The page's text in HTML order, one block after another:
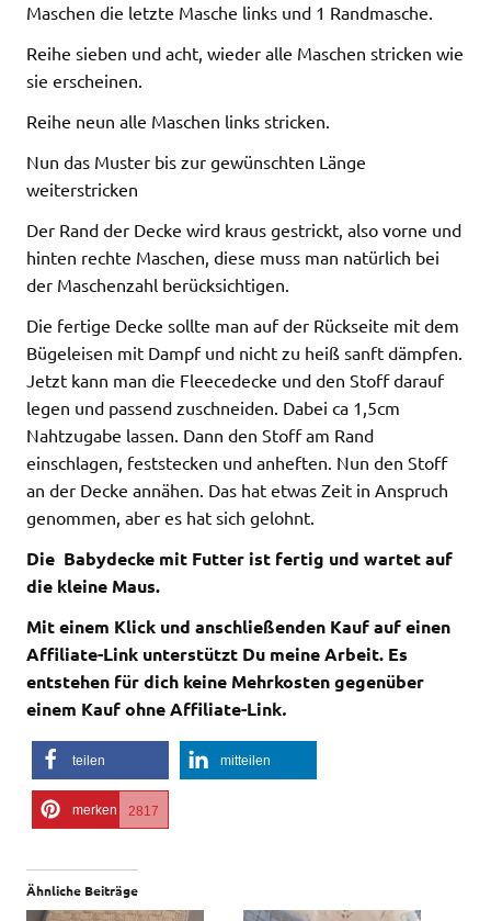
Maschen die letzte Masche links und 1 Randmasche.
Reihe sieben und acht, wieder alle Maschen stricken wie
sie erscheinen.
Reihe neun alle Maschen links stricken.
Nun das Muster bis zur gewünschten Länge
weiterstricken
Der Rand der Decke wird kraus gestrickt, also vorne und
hinten rechte Maschen, diese muss man natürlich bei
der Maschenzahl berücksichtigen.
Die fertige Decke sollte man auf der Rückseite mit dem
Bügeleisen mit Dampf und nicht zu heiß sanft dämpfen.
Jetzt kann man die Fleecedecke und den Stoff darauf
legen und passend zuschneiden. Dabei ca 1,5cm
Nahtzugabe lassen. Dann den Stoff am Rand
einschlagen, feststecken und anheften. Nun den Stoff
an der Decke annähen. Das hat etwas Zeit in Anspruch
genommen, aber es hat sich gelohnt.
Die Babydecke mit Futter ist fertig und wartet auf
die kleine Maus.
Mit einem Klick und anschließenden Kauf auf einen
Affiliate-Link unterstützt Du meine Arbeit. Es
entstehen für dich keine Mehrkosten gegenüber
einem Kauf ohne Affiliate-Link.
teilen mitteilen
merken 2817
Ähnliche Beiträge